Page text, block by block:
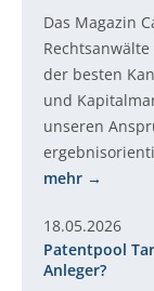
Das Magazin
der besten
und
unseren
mehr
18.05.2026
Patentpool
Anleger?